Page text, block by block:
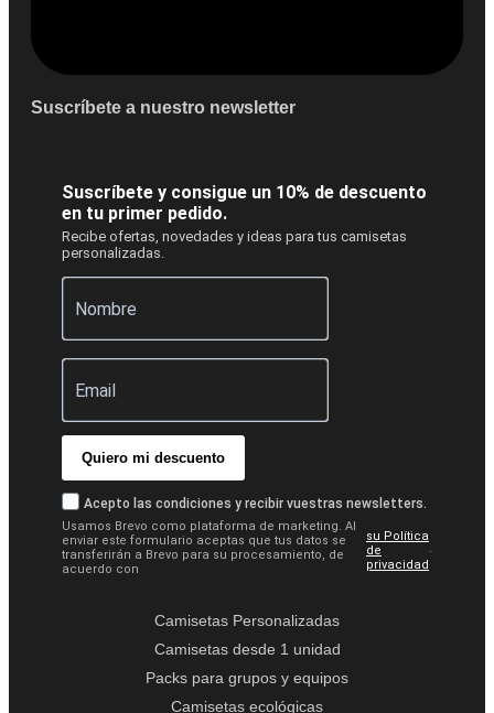
Suscríbete a nuestro newsletter
Suscríbete y consigue un 10% de descuento
en tu primer pedido.
Recibe ofertas, novedades y ideas para tus camisetas
personalizadas.
Quiero mi descuento
Acepto las condiciones y recibir vuestras newsletters.
Usamos Brevo como plataforma de marketing. Al
enviar este formulario aceptas que tus datos se
transferirán a Brevo para su procesamiento, de
acuerdo con
su Política
de
privacidad
Camisetas Personalizadas
Camisetas desde 1 unidad
Packs para grupos y equipos
Camisetas ecológicas